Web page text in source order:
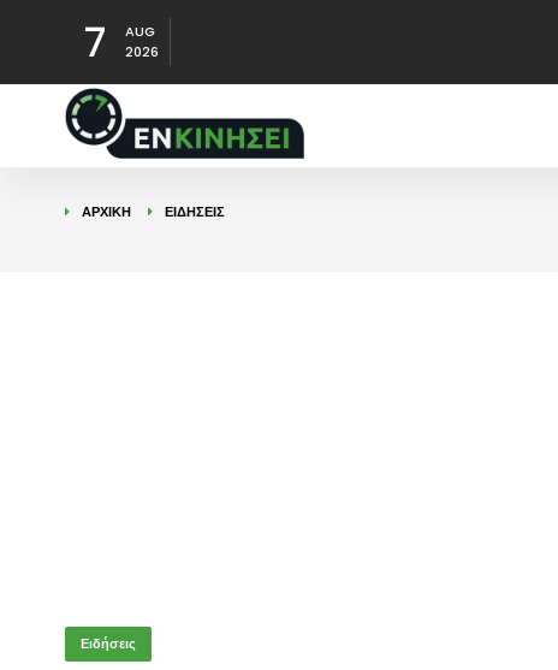
7
AUG
2026
ΑΡΧΙΚΉ ΕΙΔΉΣΕΙΣ
Ειδήσεις